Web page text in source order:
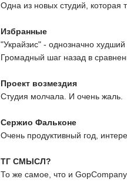
Одна из новых студий, которая
Избранные
"Украйзис" - однозначно
Громадный шаг назад в
Проект возмездия
Студия молчала. И очень жаль.
Сержио Фальконе
Очень продуктивный год,
ТГ СМЫСЛ?
То же самое, что и GopCompany.